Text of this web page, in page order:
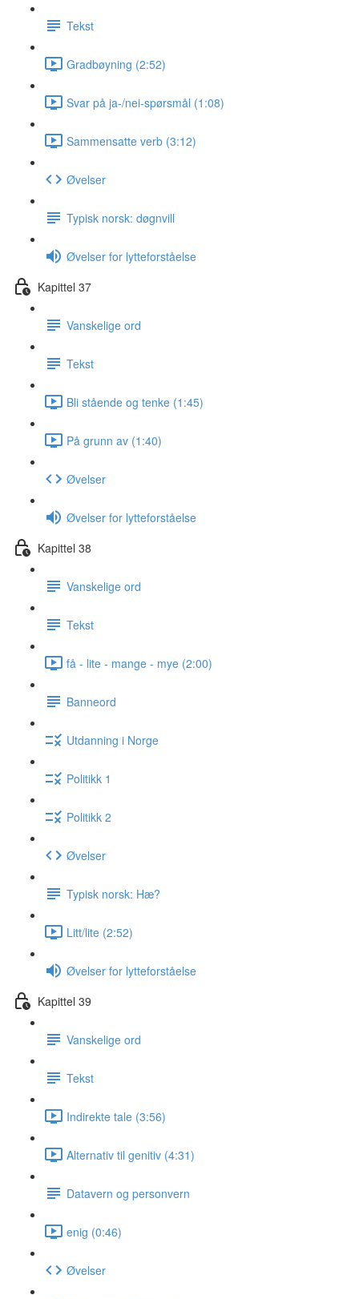
Tekst
Gradbøyning (2:52)
Svar på ja-/nei-spørsmål (1:08)
Sammensatte verb (3:12)
Øvelser
Typisk norsk: døgnvill
Øvelser for lytteforståelse
Kapittel 37
Vanskelige ord
Tekst
Bli stående og tenke (1:45)
På grunn av (1:40)
Øvelser
Øvelser for lytteforståelse
Kapittel 38
Vanskelige ord
Tekst
få - lite - mange - mye (2:00)
Banneord
Utdanning i Norge
Politikk 1
Politikk 2
Øvelser
Typisk norsk: Hæ?
Litt/lite (2:52)
Øvelser for lytteforståelse
Kapittel 39
Vanskelige ord
Tekst
Indirekte tale (3:56)
Alternativ til genitiv (4:31)
Datavern og personvern
enig (0:46)
Øvelser